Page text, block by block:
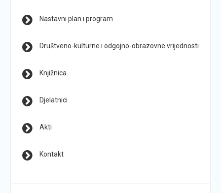
Nastavni plan i program
Društveno-kulturne i odgojno-obrazovne vrijednosti
Knjižnica
Djelatnici
Akti
Kontakt